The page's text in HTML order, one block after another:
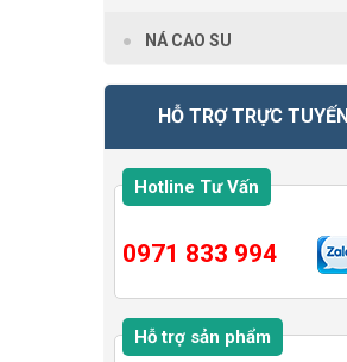
NÁ CAO SU
HỖ TRỢ TRỰC TUYẾN
Hotline Tư Vấn
0971 833 994
Hỗ trợ sản phẩm